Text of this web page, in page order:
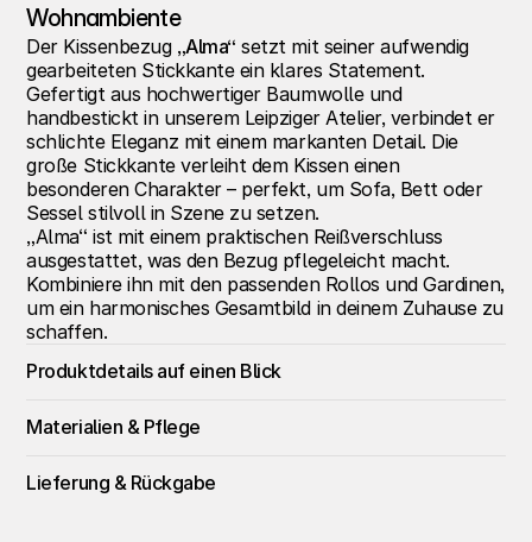
Wohnambiente
Der Kissenbezug „Alma“ setzt mit seiner aufwendig
gearbeiteten Stickkante ein klares Statement.
Gefertigt aus hochwertiger Baumwolle und
handbestickt in unserem Leipziger Atelier, verbindet er
schlichte Eleganz mit einem markanten Detail. Die
große Stickkante verleiht dem Kissen einen
besonderen Charakter – perfekt, um Sofa, Bett oder
Sessel stilvoll in Szene zu setzen.
„Alma“ ist mit einem praktischen Reißverschluss
ausgestattet, was den Bezug pflegeleicht macht.
Kombiniere ihn mit den passenden Rollos und Gardinen,
um ein harmonisches Gesamtbild in deinem Zuhause zu
schaffen.
Produktdetails auf einen Blick
Materialien & Pflege
Lieferung & Rückgabe